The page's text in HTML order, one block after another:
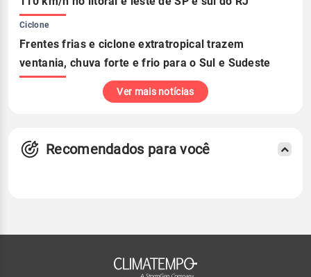
Ciclone
Frentes frias e ciclone extratropical trazem
ventania, chuva forte e frio para o Sul e Sudeste
Ver mais notícias
Recomendados para você